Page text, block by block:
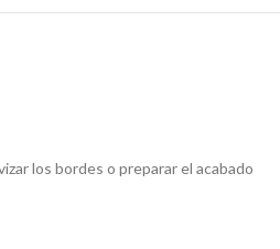
los bordes o preparar el acabado